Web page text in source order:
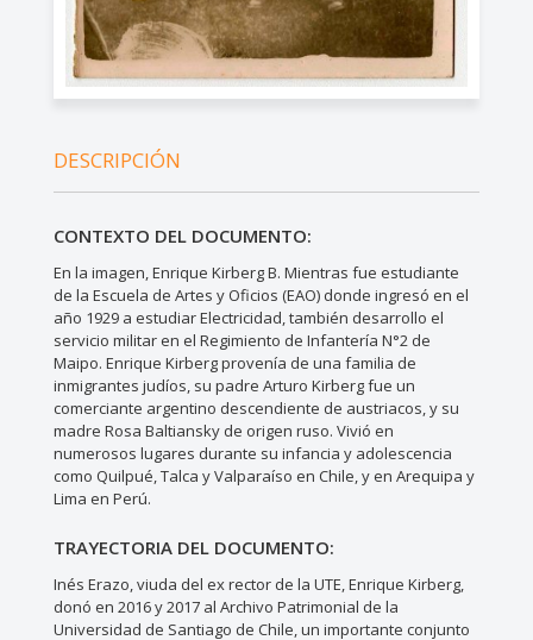
DESCRIPCIÓN
CONTEXTO DEL DOCUMENTO:
En la imagen, Enrique Kirberg B. Mientras fue estudiante
de la Escuela de Artes y Oficios (EAO) donde ingresó en el
año 1929 a estudiar Electricidad, también desarrollo el
servicio militar en el Regimiento de Infantería N°2 de
Maipo. Enrique Kirberg provenía de una familia de
inmigrantes judíos, su padre Arturo Kirberg fue un
comerciante argentino descendiente de austriacos, y su
madre Rosa Baltiansky de origen ruso. Vivió en
numerosos lugares durante su infancia y adolescencia
como Quilpué, Talca y Valparaíso en Chile, y en Arequipa y
Lima en Perú.
TRAYECTORIA DEL DOCUMENTO:
Inés Erazo, viuda del ex rector de la UTE, Enrique Kirberg,
donó en 2016 y 2017 al Archivo Patrimonial de la
Universidad de Santiago de Chile, un importante conjunto